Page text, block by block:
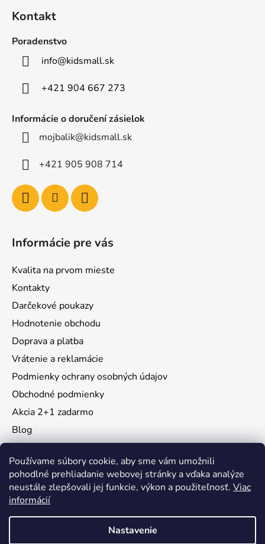
Používame súbory cookie, aby sme vám umožnili
pohodlné prehliadanie webovej stránky a vďaka analýze
neustále zlepšovali jej funkcie, výkon a použiteľnosť. Viac
informácií
Nastavenie
Kontakt
Poradenstvo
info@kidsmall.sk
+421 904 667 273
Informácie o doručení zásielok
mojbalik@kidsmall.sk
+421 905 908 714
Informácie pre vás
Kvalita na prvom mieste
Kontakty
Darčekové poukazy
Hodnotenie obchodu
Doprava a platba
Vrátenie a reklamácie
Podmienky ochrany osobných údajov
Obchodné podmienky
Akcia 2+1 zadarmo
Blog
Instagram